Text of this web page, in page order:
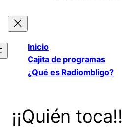
Inicio
Cajita de programas
¿Qué es Radiombligo?
¡¡Quién toca!!